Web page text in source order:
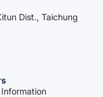
Dist., Taichung